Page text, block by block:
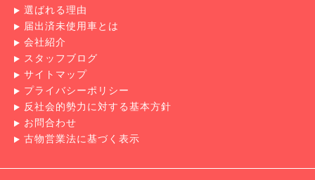
選ばれる理由
届出済未使用車とは
会社紹介
スタッフブログ
サイトマップ
プライバシーポリシー
反社会的勢力に対する基本方針
お問合わせ
古物営業法に基づく表示